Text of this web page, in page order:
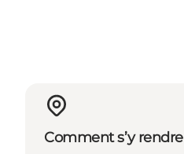
Comment s’y rendre